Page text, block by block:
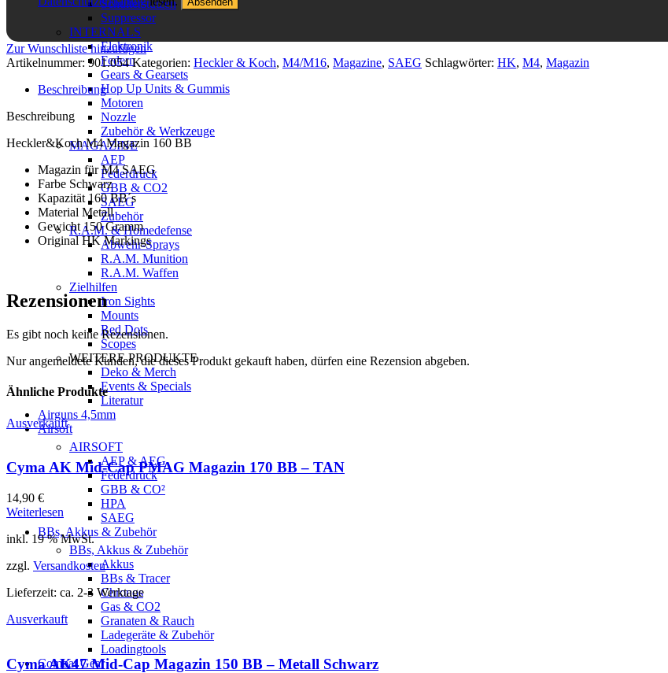
Schulterstützen
Suppressor
INTERNALS
Elektronik
Federn
Gears & Gearsets
Hop Up Units & Gummis
Motoren
Nozzle
Zubehör & Werkzeuge
MAGAZINE
AEP
Federdruck
GBB & CO2
SAEG
Zubehör
R.A.M. & Homedefense
Abwehr-Sprays
R.A.M. Munition
R.A.M. Waffen
Zielhilfen
Iron Sights
Mounts
Red Dots
Scopes
WEITERE PRODUKTE
Deko & Merch
Events & Specials
Literatur
Airguns 4,5mm
Airsoft
AIRSOFT
AEP & AEG
Federdruck
GBB & CO²
HPA
SAEG
BBs, Akkus & Zubehör
BBs, Akkus & Zubehör
Akkus
BBs & Tracer
Chronos
Gas & CO2
Granaten & Rauch
Ladegeräte & Zubehör
Loadingtools
Combat Gear
Zur Wunschliste hinzufügen
Artikelnummer: 901.054Kategorien: Heckler & Koch, M4/M16, Magazine, SAEG Schlagwörter: HK, M4, Magazin
Beschreibung
Beschreibung
Heckler&Koch M4 Magazin 160 BB
Magazin für M4 SAEG
Farbe Schwarz
Kapazität 160 BB´s
Material Metall
Gewicht 150 Gramm
Original HK Markings
Rezensionen
Es gibt noch keine Rezensionen.
Nur angemeldete Kunden, die dieses Produkt gekauft haben, dürfen eine Rezension abgeben.
Ähnliche Produkte
Ausverkauft
Cyma AK Mid-Cap PMAG Magazin 170 BB – TAN
14,90 €
Weiterlesen
inkl. 19 % MwSt.
zzgl. Versandkosten
Lieferzeit: ca. 2-3 Werktage
Ausverkauft
Cyma AK47 Mid-Cap Magazin 150 BB – Metall Schwarz